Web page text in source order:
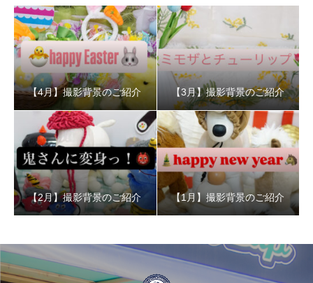
【4月】撮影背景のご紹介 【3月】撮影背景のご紹介
【2月】撮影背景のご紹介 【1月】撮影背景のご紹介